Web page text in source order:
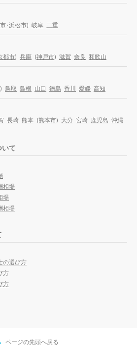
・浜松市) 岐阜 三重
都市) 兵庫 (神戸市) 滋賀 奈良 和歌山
) 鳥取 島根 山口 徳島 香川 愛媛 高知
長崎 熊本 (熊本市) 大分 宮崎 鹿児島 沖縄
いて
相場
場
相場
の選び方
方
方
ページの先頭へ戻る